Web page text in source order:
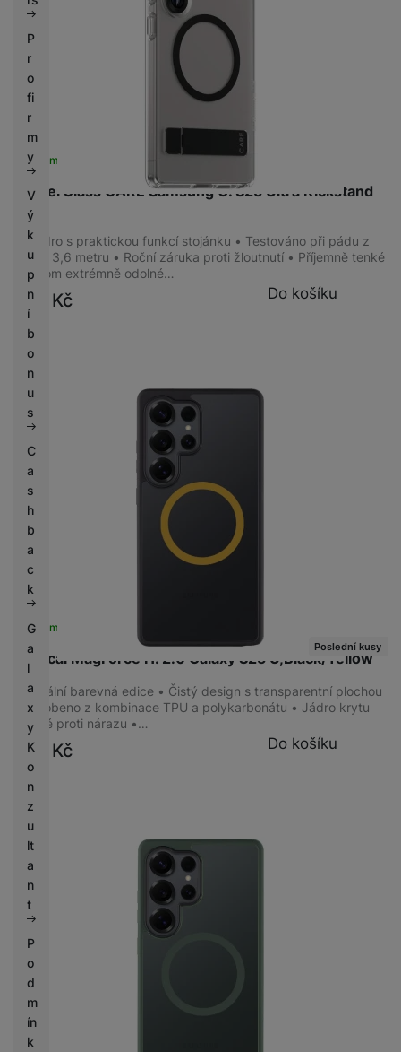
P
r
o
fi
r
m
y
V
ý
k
u
p
n
í
b
o
n
u
s
C
a
s
h
b
a
c
k
G
a
l
a
x
y
K
o
n
z
u
lt
a
n
t
P
o
d
m
ín
k
K mobilnímu telefonu
KONEKTIVITA
USB-A (2)
USB-C (9)
KONSTRUKCE
PanzerGlass CARE Samsung G. S25 Ultra Kickstand
Skladem
Pouzdro s praktickou funkcí stojánku • Testováno při pádu z
výšky 3,6 metru • Roční záruka proti žloutnutí • Příjemně tenké
a přitom extrémně odolné…
999 Kč Do košíku
Tactical MagForce H. 2.0 Galaxy S25 U,Black/Yellow
Skladem na prodejně
Poslední kusy
Speciální barevná edice • Čistý design s transparentní plochou
• Vyrobeno z kombinace TPU a polykarbonátu • Jádro krytu
odolné proti nárazu •…
399 Kč Do košíku